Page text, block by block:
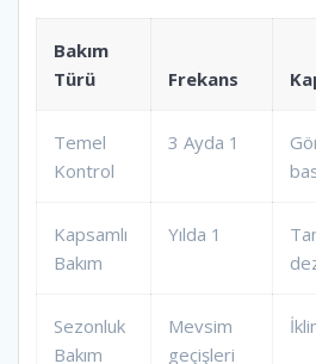
Bakım
Türü
Frekans
Temel
Kontrol
3 Ayda 1
Kapsamlı
Bakım
Yılda 1
Sezonluk
Bakım
Mevsim
geçişleri